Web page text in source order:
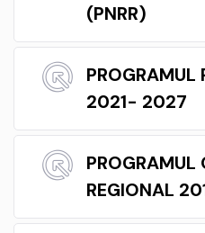
(PNRR)
PROGRAMUL
2021- 2027
PROGRAMUL
REGIONAL